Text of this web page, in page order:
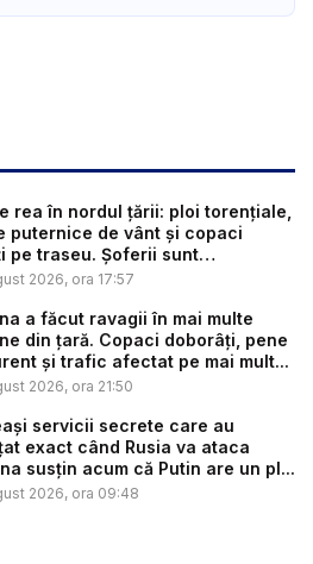
rea în nordul țării: ploi torențiale,
puternice de vânt și copaci
pe traseu. Șoferii sunt
2026, ora 17:57
a făcut ravagii în mai multe
din țară. Copaci doborâți, pene
și trafic afectat pe mai mult...
2026, ora 21:50
servicii secrete care au
exact când Rusia va ataca
susțin acum că Putin are un pl...
2026, ora 09:48